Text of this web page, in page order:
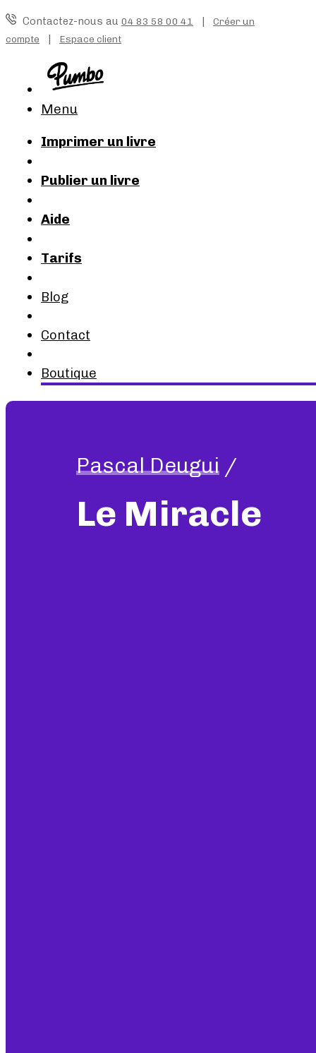
Contactez-nous au 04 83 58 00 41 | Créer un
compte | Espace client
Menu
Imprimer un livre
Publier un livre
Aide
Tarifs
Blog
Contact
Boutique
Pascal Deugui /
Le Miracle